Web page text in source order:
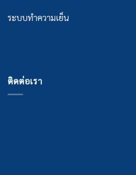
ระบบทำความเย็น
ติดต่อเรา